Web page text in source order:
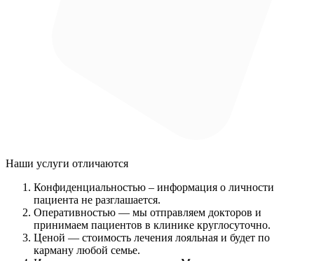
Наши услуги отличаются
Конфиденциальностью – информация о личности
пациента не разглашается.
Оперативностью — мы отправляем докторов и
принимаем пациентов в клинике круглосуточно.
Ценой — стоимость лечения лояльная и будет по
карману любой семье.